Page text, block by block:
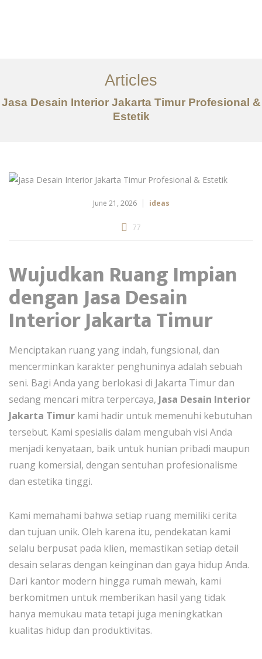
Tentang
Layanan
Articles
Articles
Jasa Desain Interior Jakarta Timur Profesional &
Estetik
June 21, 2026 ideas
77
Wujudkan Ruang Impian
dengan Jasa Desain
Interior Jakarta Timur
Menciptakan ruang yang indah, fungsional, dan
mencerminkan karakter penghuninya adalah sebuah
seni. Bagi Anda yang berlokasi di Jakarta Timur dan
sedang mencari mitra terpercaya, Jasa Desain Interior
Jakarta Timur kami hadir untuk memenuhi kebutuhan
tersebut. Kami spesialis dalam mengubah visi Anda
menjadi kenyataan, baik untuk hunian pribadi maupun
ruang komersial, dengan sentuhan profesionalisme
dan estetika tinggi.
Kami memahami bahwa setiap ruang memiliki cerita
dan tujuan unik. Oleh karena itu, pendekatan kami
selalu berpusat pada klien, memastikan setiap detail
desain selaras dengan keinginan dan gaya hidup Anda.
Dari kantor modern hingga rumah mewah, kami
berkomitmen untuk memberikan hasil yang tidak
hanya memukau mata tetapi juga meningkatkan
kualitas hidup dan produktivitas.